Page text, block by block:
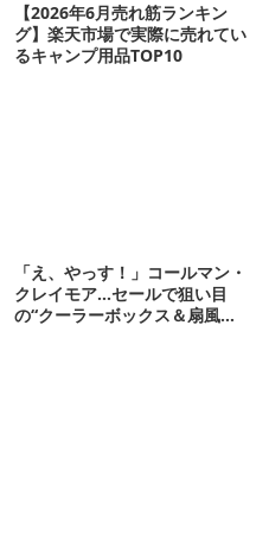
【2026年6月売れ筋ランキン
グ】楽天市場で実際に売れてい
るキャンプ用品TOP10
「え、やっす！」コールマン・
クレイモア…セールで狙い目
の“クーラーボックス＆扇風